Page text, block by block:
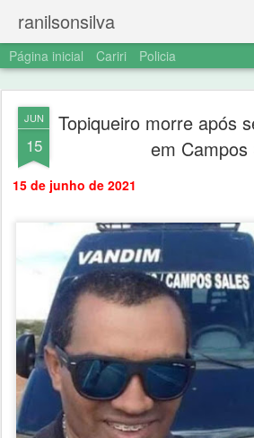
ranilsonsilva
Página inicial Cariri Policia
JUN
15
Topiqueiro morre após
em Campos
15 de junho de 2021